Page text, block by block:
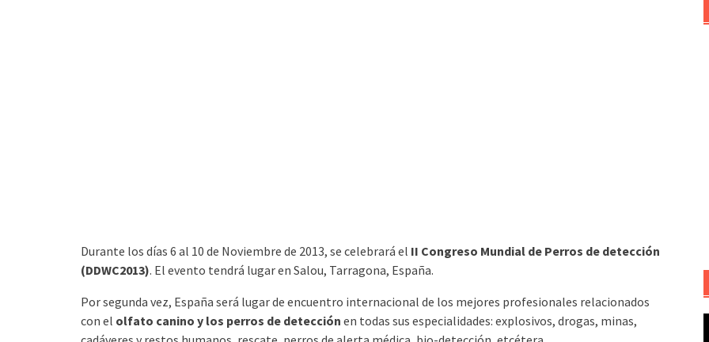
Durante los días 6 al 10 de Noviembre de 2013, se celebrará el II Congreso Mundial de Perros de detección
(DDWC2013). El evento tendrá lugar en Salou, Tarragona, España.
Por segunda vez, España será lugar de encuentro internacional de los mejores profesionales relacionados
con el olfato canino y los perros de detección en todas sus especialidades: explosivos, drogas, minas,